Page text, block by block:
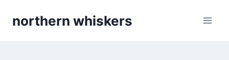
northern whiskers